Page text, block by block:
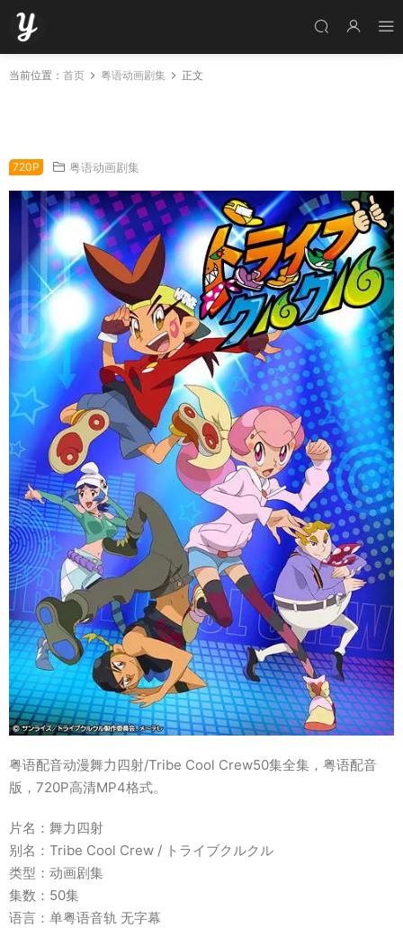
当前位置： 首页 粤语动画剧集 正文
720P 粤语动画剧集
粤语配音动漫舞力四射/Tribe Cool Crew50集全集，粤语配音
版，720P高清MP4格式。
片名：舞力四射
别名：Tribe Cool Crew / トライブクルクル
类型：动画剧集
集数：50集
语言：单粤语音轨 无字幕